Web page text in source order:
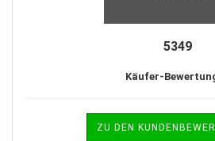
5349
Käufer-
ZU DEN